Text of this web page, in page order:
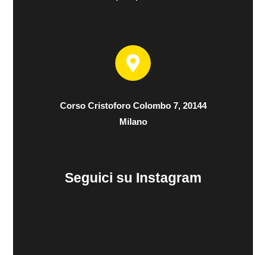
Corso Cristoforo Colombo 7, 20144
Milano
Seguici su Instagram